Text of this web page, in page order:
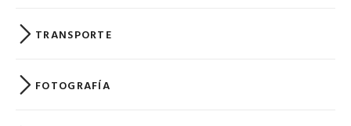
TRANSPORTE
FOTOGRAFÍA